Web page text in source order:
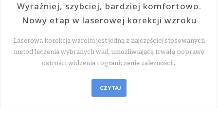
Wyraźniej, szybciej, bardziej komfortowo.
Nowy etap w laserowej korekcji wzroku
Laserowa korekcja wzroku jest jedną z najczęściej stosowanych
metod leczenia wybranych wad, umożliwiającą trwałą poprawę
ostrości widzenia i ograniczenie zależności…
CZYTAJ